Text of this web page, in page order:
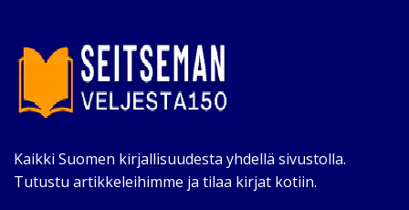
Kaikki Suomen kirjallisuudesta yhdellä sivustolla.
Tutustu artikkeleihimme ja tilaa kirjat kotiin.